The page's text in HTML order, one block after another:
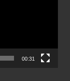
00:31